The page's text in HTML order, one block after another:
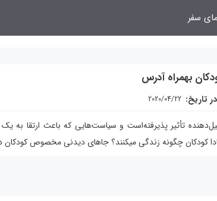
سفر
بهمراه آدرس
در تاریخ: 2020/04/22
تأثیر پذیرفته‌است و سیاست‌هایی که باعث ارتقا به
کودکان چگونه زندگی میکنند؟ جاهای دیدنی مخصوص کودکان